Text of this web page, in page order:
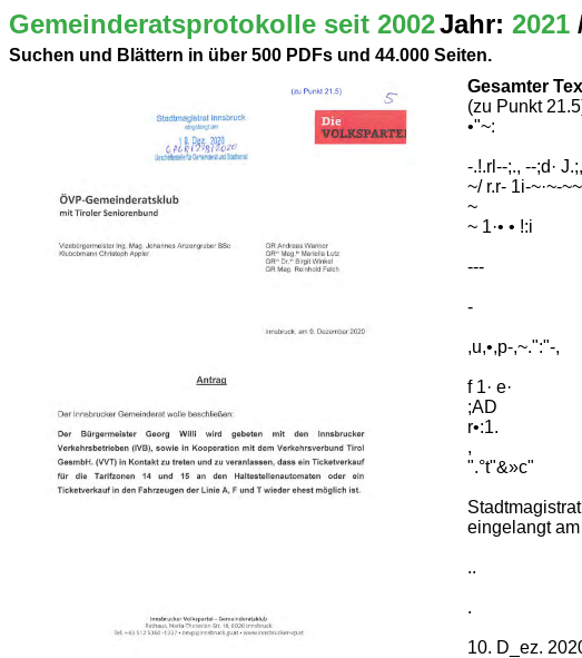
Gemeinderatsprotokolle seit 2002Jahr: 2021
Suchen und Blättern in über 500 PDFs und 44.000 Seiten.
Gesamter
(zu Punkt
•"~:
-.!.rl--;., --;d·
~/ r.r- 1i-~·~-
~
~ 1·• • !:i
---
-
,u,•,p-,~.":"-,
f 1· e·
;AD
r•:1.
,
".°t"&»c"
eingelangt am
..
.
10. D_ez.